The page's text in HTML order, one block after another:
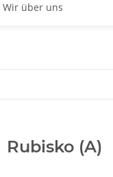
Wir über uns
Rubisko (A)